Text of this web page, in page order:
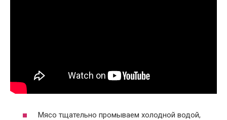
Мясо тщательно промываем холодной водой,